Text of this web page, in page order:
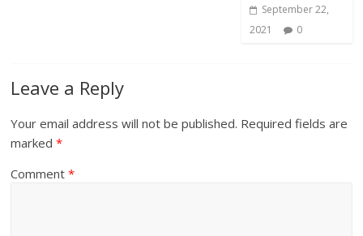
September 22,
2021
0
Leave a Reply
Your email address will not be published. Required fields are
marked*
Comment*